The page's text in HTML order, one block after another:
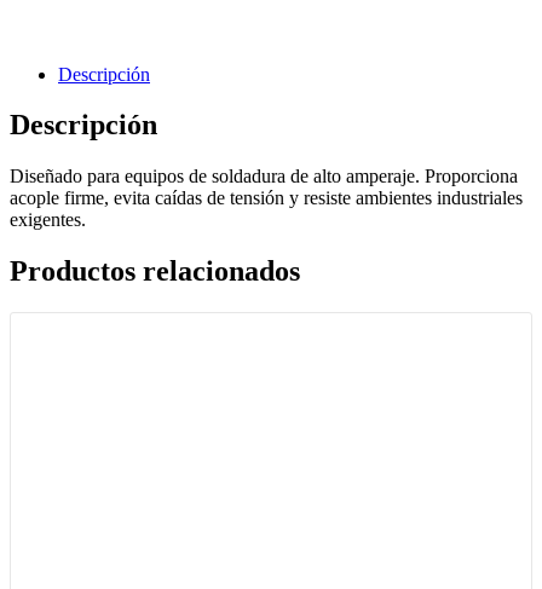
Descripción
Descripción
Diseñado para equipos de soldadura de alto amperaje. Proporciona
acople firme, evita caídas de tensión y resiste ambientes industriales
exigentes.
Productos relacionados